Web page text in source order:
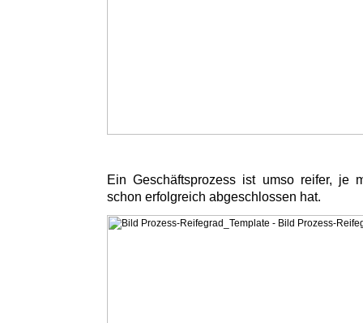
Ein Geschäftsprozess ist umso reifer, je
schon erfolgreich abgeschlossen hat.